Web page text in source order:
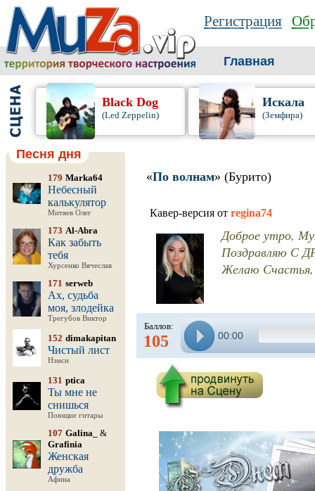
Регистрация
Главная
Black Dog
(Led Zeppelin)
Искала
(Земфира)
Песня дня
179 Marka64
Небесный
калькулятор
Митяев Олег
173 Al-Abra
Как забыть
тебя
Хурсенко Вячеслав
171 serweb
Ах, судьба
моя, злодейка
Трегубов Виктор
152 dimakapitan
Чистый лист
Нэнси
131 ptica
Ты мне не
снишься
Поющие гитары
107 Galina_
&
Grafinia
Женская
дружба
Афина
«По волнам» (Бурито)
Кавер-версия от regina74
Доброе утро,
Поздравляю С
Желаю Счастья,
Баллов:
105 00:00